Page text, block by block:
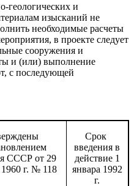
геологических и
изыска­ний не
необ­ходимые расчеты
в проекте следует
сооружения и
и (или) выполнение
с последующей
СССР от29
1960 г. № 118
Срок
введения в
действие 1
январа 1992
г.